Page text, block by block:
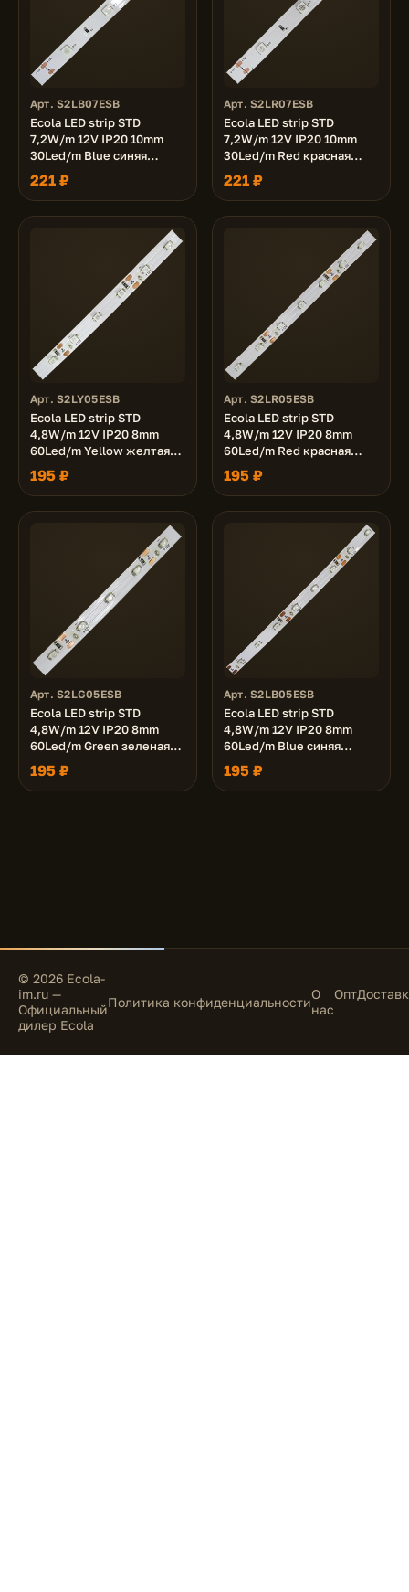
Арт. S2LB07ESB
Ecola LED strip STD
7,2W/m 12V IP20 10mm
30Led/m Blue синяя
светодиодная лента на
катушке 5м.
221 ₽
Арт. S2LR07ESB
Ecola LED strip STD
7,2W/m 12V IP20 10mm
30Led/m Red красная
светодиодная лента на
катушке 5м.
221 ₽
Арт. S2LY05ESB
Ecola LED strip STD
4,8W/m 12V IP20 8mm
60Led/m Yellow желтая
светодиодная лента на
катушке 5м.
195 ₽
Арт. S2LR05ESB
Ecola LED strip STD
4,8W/m 12V IP20 8mm
60Led/m Red красная
светодиодная лента на
катушке 5м.
195 ₽
Арт. S2LG05ESB
Ecola LED strip STD
4,8W/m 12V IP20 8mm
60Led/m Green зеленая
светодиодная лента на
катушке 5м.
195 ₽
Арт. S2LB05ESB
Ecola LED strip STD
4,8W/m 12V IP20 8mm
60Led/m Blue синяя
светодиодная лента на
катушке 5м.
195 ₽
© 2026 Ecola-
im.ru —
Официальный
дилер Ecola
Политика конфиденциальностиО
нас
Опт